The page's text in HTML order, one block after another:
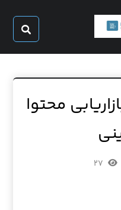
محتوا
۲۷